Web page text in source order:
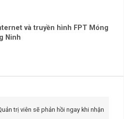
và truyền hình FPT Móng
Ninh
trị viên sẽ phản hồi ngay khi nhận